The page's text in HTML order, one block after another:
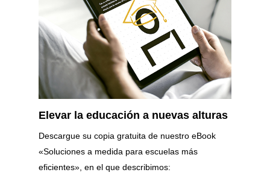
Elevar la educación a nuevas alturas
Descargue su copia gratuita de nuestro eBook
«Soluciones a medida para escuelas más
eficientes», en el que describimos: